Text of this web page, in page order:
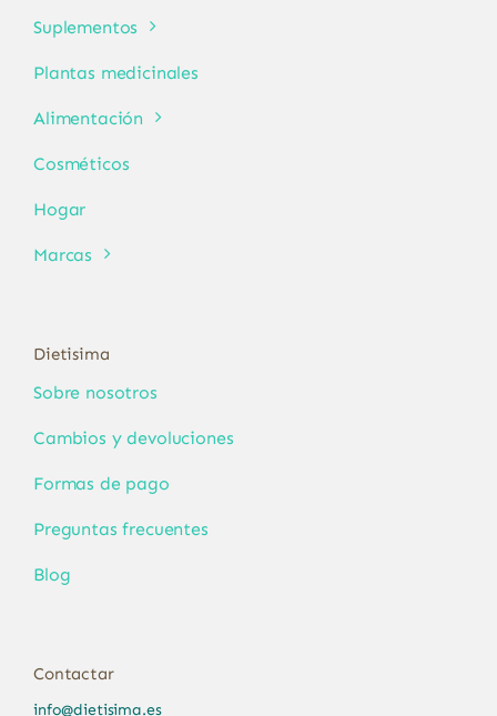
Suplementos
Plantas medicinales
Alimentación
Cosméticos
Hogar
Marcas
Dietisima
Sobre nosotros
Cambios y devoluciones
Formas de pago
Preguntas frecuentes
Blog
Contactar
info@dietisima.es